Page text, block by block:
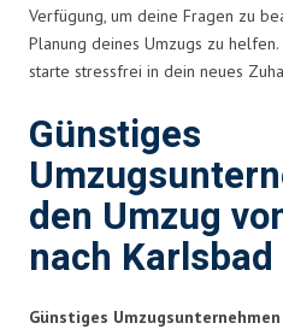
Verfügung, um deine Fragen zu
Planung deines Umzugs zu
starte stressfrei in dein neues
Günstiges
den Umzug
nach Karlsbad
Günstiges